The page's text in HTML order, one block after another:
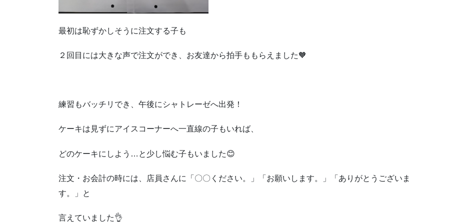
最初は恥ずかしそうに注文する子も
２回目には大きな声で注文ができ、お友達から拍手ももらえました🧡
練習もバッチリでき、午後にシャトレーゼへ出発！
ケーキは見ずにアイスコーナーへ一直線の子もいれば、
どのケーキにしよう…と少し悩む子もいました😊
注文・お会計の時には、店員さんに「〇〇ください。」「お願いします。」「ありがとうございま
す。」と
言えていました👌